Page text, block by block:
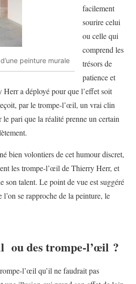
peinture murale
facilement
sourire celui
ou celle qui
comprend les
trésors de
patience et
Herr a déployé pour que l’effet soit
par le trompe-l’œil, un vrai clin
pari que la réalité prenne un certain
bien volontiers de cet humour discret,
les trompe-l’œil de Thierry Herr, et
son talent. Le point de vue est suggéré
se rapproche de la peinture, le
ou des trompe-l’œil ?
l’œil qu’il ne faudrait pas